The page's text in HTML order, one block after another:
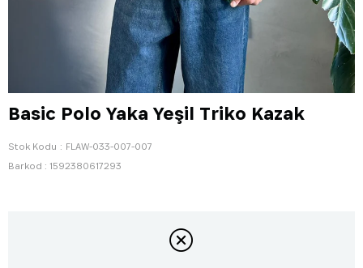
Basic Polo Yaka Yeşil Triko Kazak
Stok Kodu
FLAW-033-007-007
Barkod : 1592380617293